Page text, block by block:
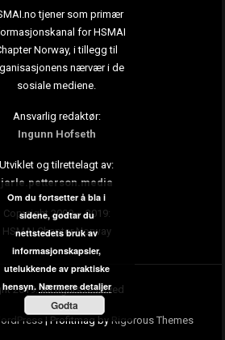
tjener som primær
for HSMAI
Norway, i tillegg til
nærvær i de
sosiale mediene.
Ansvarlig redaktør:
Ingunn Hofseth
Utviklet og tilrettelagt av:
jarle.petterson.media
Copyright 2009 – 2019:
HSMAI Chapter Norway
2019. All rights reserved
| Profitmag by Rigorous Themes
Om du fortsetter å bla i
sidene, godtar du
nettstedets bruk av
informasjonskapsler,
utelukkende av praktiske
hensyn. Nærmere detaljer
Godta